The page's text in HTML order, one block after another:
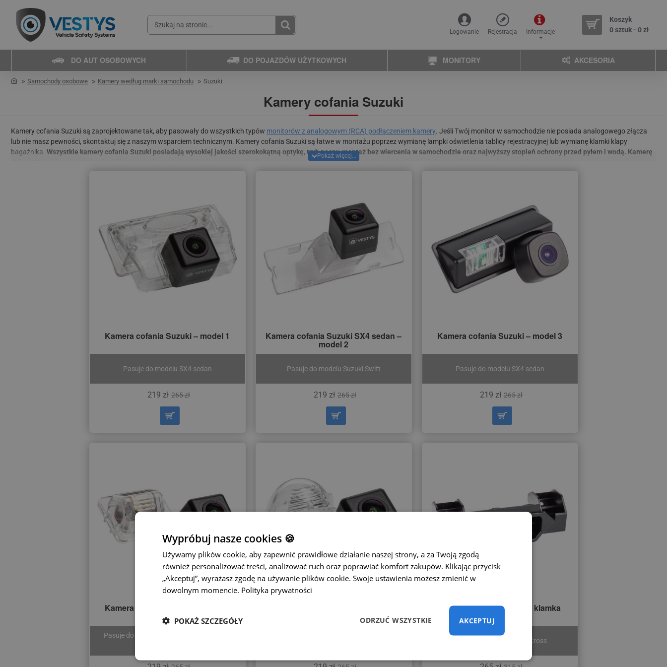
Szukaj
stronie...
Logowanie Rejestracja Informacje
Koszyk
0 sztuk - 0 zł
DO AUT OSOBOWYCH DO POJAZDÓW UŻYTKOWYCH MONITORY AKCESORIA
Kamery cofania Suzuki
homeSamochody osobowe Kamery według marki samochodu Suzuki
Kamery cofania Suzuki są zaprojektowane tak, aby pasowały do wszystkich typów monitorów z analogowym (RCA) podłączeniem kamery. Jeśli Twój monitor w samochodzie nie posiada analogowego złącza
lub nie masz pewności, skontaktuj się z naszym wsparciem technicznym. Kamery cofania Suzuki są łatwe w montażu poprzez wymianę lampki oświetlenia tablicy rejestracyjnej lub wymianę klamki klapy
bagażnika. Wszystkie kamery cofania Suzuki posiadają wysokiej jakości szerokokątną optykę, tryb nocny, montaż bez wiercenia w samochodzie oraz najwyższy stopień ochrony przed pyłem i wodą. Kamerę
cofania Suzuki można wybrać w kilku wersjach w zależności od typu samochodu oraz rodzaju oświetlenia tablicy rejestracyjnej – żarówkowego lub LED.
Pasuje do modelu SX4 sedan
Kamera cofania Suzuki – model 1
219 zł 265 zł
Pasuje do modelu Suzuki Swift
Kamera cofania Suzuki SX4 sedan –
model 2
219 zł 265 zł
Pasuje do modelu SX4 sedan
Kamera cofania Suzuki – model 3
219 zł 265 zł
Pasuje do modelu SX4 hatchback (2009–
Kamera cofania Suzuki – model 4
Pasuje do modeli SX4 i S-Cross
Kamera cofania Suzuki – klamka
bagażnika
Wypróbuj nasze cookies 🍪
Używamy plików cookie, aby zapewnić prawidłowe działanie naszej strony, a za Twoją zgodą
również personalizować treści, analizować ruch oraz poprawiać komfort zakupów. Klikając przycisk
„Akceptuj”, wyrażasz zgodę na używanie plików cookie. Swoje ustawienia możesz zmienić w
dowolnym momencie. Polityka prywatności
AKCEPTUJ
ODRZUĆ WSZYSTKIE
POKAŻ SZCZEGÓŁY